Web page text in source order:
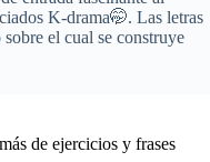
K-drama🤭. Las letras
el cual se construye
de ejercicios y frases